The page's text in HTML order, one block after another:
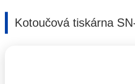
Kotoučová tiskárna